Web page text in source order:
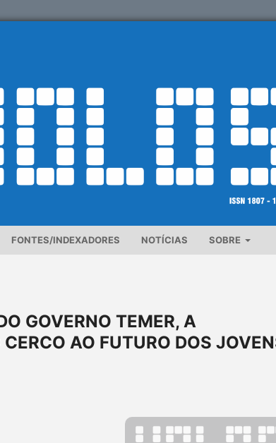
FONTES/INDEXADORES NOTÍCIAS SOBRE
GOVERNO TEMER, A
AO FUTURO DOS